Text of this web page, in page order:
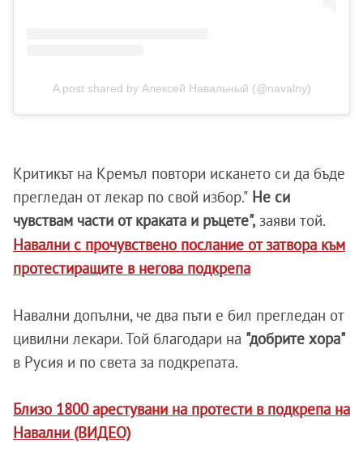
A post shared by Алексей Навальный (@navalny)
Критикът на Кремъл повтори искането си да бъде
прегледан от лекар по свой избор." Не си
чувствам части от краката и ръцете", заяви той.
Навални с прочувствено послание от затвора към
протестиращите в негова подкрепа
Навални допълни, че два пъти е бил прегледан от
цивилни лекари. Той благодари на "добрите хора"
в Русия и по света за подкрепата.
Близо 1800 арестувани на протести в подкрепа на
Навални (ВИДЕО)